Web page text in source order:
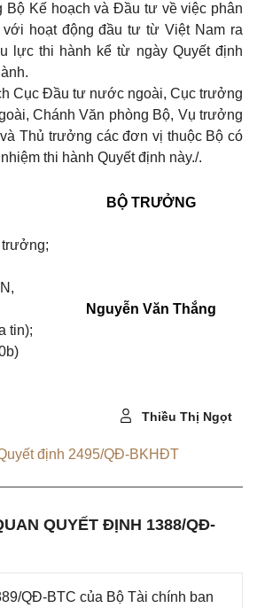
Bộ Kế hoạch và Đầu tư về việc phân
hoạt động đầu tư từ Việt Nam ra
lực thi hành kể từ ngày Quyết định
Cục Đầu tư nước ngoài, Cục trưởng
Chánh Văn phòng Bộ, Vụ trưởng
Thủ trưởng các đơn vị thuộc Bộ có
thi hành Quyết định này./.
tin);
BỘ TRƯỞNG
Nguyễn Văn Thắng
Thiều Thị Ngọt
định 2495/QĐ-BKHĐT
QUYẾT ĐỊNH 1388/QĐ-
QĐ-BTC của Bộ Tài chính ban